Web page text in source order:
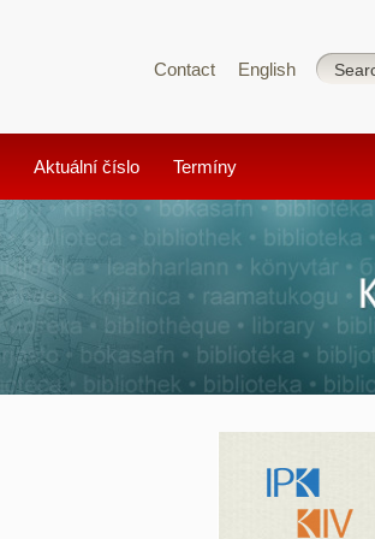
Contact English
Aktuální číslo Termíny